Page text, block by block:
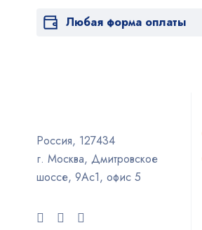
Любая форма оплаты
Россия, 127434
г. Москва, Дмитровское
шоссе, 9Ас1, офис 5